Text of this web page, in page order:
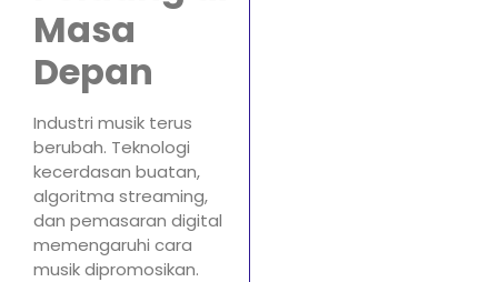
Masa
Depan
Industri musik terus
berubah. Teknologi
kecerdasan buatan,
algoritma streaming,
dan pemasaran digital
memengaruhi cara
musik dipromosikan.